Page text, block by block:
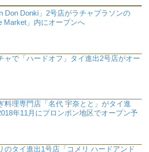
Don Donki」2号店がラチャプラソンの
Market」内にオープンへ
ャで「ハードオフ」タイ進出2号店がオー
料理専門店「名代 宇奈とと」がタイ進
年11月にプロンポン地区でオープン予
のタイ進出1号店「コメリ ハードアンド